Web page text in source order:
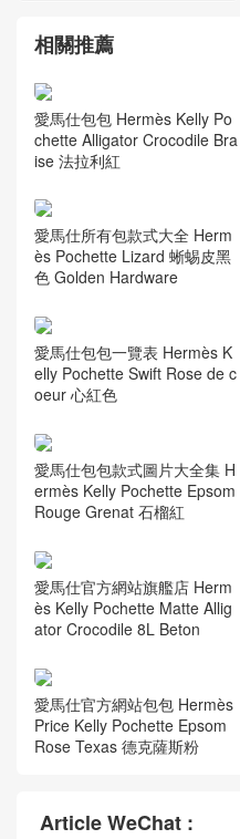
相關推薦
愛馬仕包包 Hermès Kelly Po
chette Alligator Crocodile Bra
ise 法拉利紅
愛馬仕所有包款式大全 Herm
ès Pochette Lizard 蜥蜴皮黑
色 Golden Hardware
愛馬仕包包一覽表 Hermès K
elly Pochette Swift Rose de c
oeur 心紅色
愛馬仕包包款式圖片大全集 H
ermès Kelly Pochette Epsom
Rouge Grenat 石榴紅
愛馬仕官方網站旗艦店 Herm
ès Kelly Pochette Matte Allig
ator Crocodile 8L Beton
愛馬仕官方網站包包 Hermès
Price Kelly Pochette Epsom
Rose Texas 德克薩斯粉
Article WeChat :